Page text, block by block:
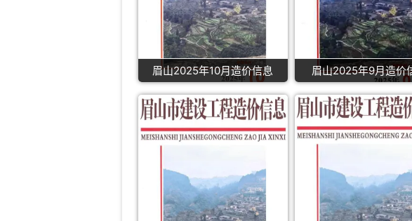
眉山2025年10月造价信息 眉山2025年9月造价